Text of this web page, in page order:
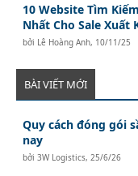
10 Website Tìm
Nhất Cho Sale Xuất
bởi Lê Hoàng Anh, 10/11/25
BÀI VIẾT MỚI
Quy cách đóng gói
nay
bởi3W Logistics, 25/6/26